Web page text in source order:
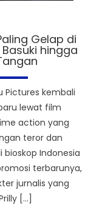
Gelap di
hingga
Pictures kembali
lewat film
action yang
teror dan
Indonesia
terbarunya,
jurnalis yang
[…]